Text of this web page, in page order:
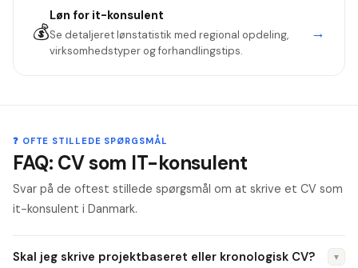
💰
Løn for it-konsulent
Se detaljeret lønstatistik med regional opdeling,
virksomhedstyper og forhandlingstips.
→
❓ OFTE STILLEDE SPØRGSMÅL
FAQ: CV som IT-konsulent
Svar på de oftest stillede spørgsmål om at skrive et CV som
it-konsulent i Danmark.
Skal jeg skrive projektbaseret eller kronologisk CV? ▼